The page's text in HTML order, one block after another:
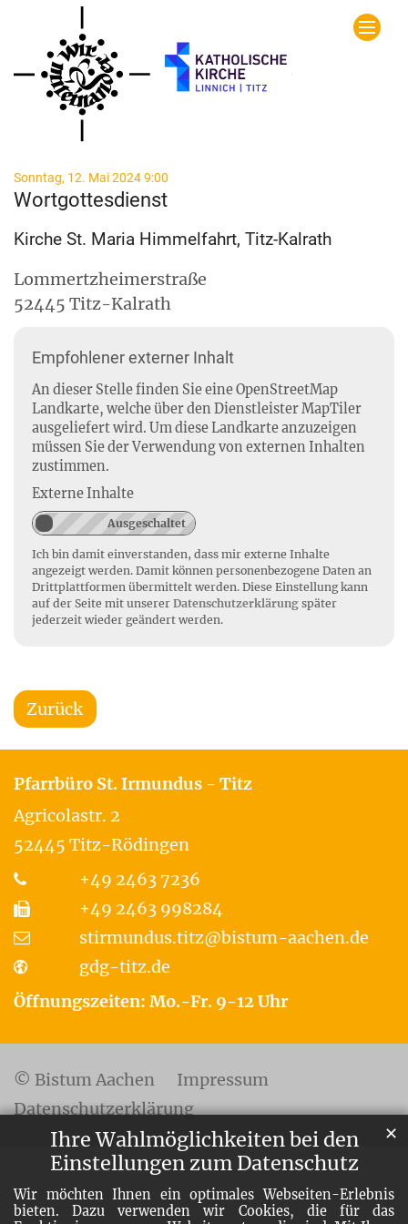
Ihre Wahlmöglichkeiten bei den
Einstellungen zum Datenschutz
Wir möchten Ihnen ein optimales Webseiten-Erlebnis
bieten. Dazu verwenden wir Cookies, die für das
✕
Zum Inhalt springen
Sonntag, 12. Mai 2024 9:00
Wortgottesdienst
Kirche St. Maria Himmelfahrt, Titz-Kalrath
Lommertzheimerstraße
52445 Titz-Kalrath
Empfohlener externer Inhalt
An dieser Stelle finden Sie eine OpenStreetMap
Landkarte, welche über den Dienstleister MapTiler
ausgeliefert wird. Um diese Landkarte anzuzeigen
müssen Sie der Verwendung von externen Inhalten
zustimmen.
Externe Inhalte
Ich bin damit einverstanden, dass mir externe Inhalte
angezeigt werden. Damit können personenbezogene Daten an
Drittplattformen übermittelt werden. Diese Einstellung kann
auf der Seite mit unserer Datenschutzerklärung später
jederzeit wieder geändert werden.
Zurück
Pfarrbüro St. Irmundus - Titz
Agricolastr. 2
52445 Titz-Rödingen
+49 2463 7236
+49 2463 998284
stirmundus.titz@bistum-aachen.de
gdg-titz.de
Öffnungszeiten: Mo.-Fr. 9-12 Uhr
© Bistum Aachen
Impressum
Datenschutzerklärung